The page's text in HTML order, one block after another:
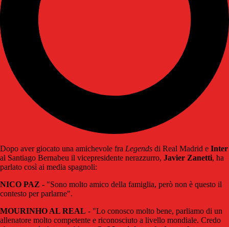
Dopo aver giocato una amichevole fra Legends di Real Madrid e Inter
al Santiago Bernabeu il vicepresidente nerazzurro, Javier Zanetti, ha
parlato così ai media spagnoli:
NICO PAZ - "Sono molto amico della famiglia, però non è questo il
contesto per parlarne".
MOURINHO AL REAL - "Lo conosco molto bene, parliamo di un
allenatore molto competente e riconosciuto a livello mondiale. Credo